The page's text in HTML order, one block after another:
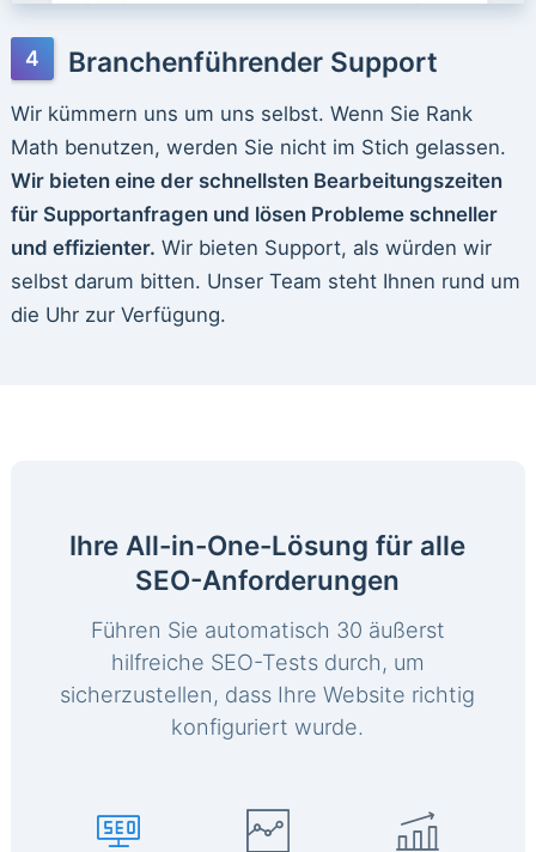
Branchenführender Support
Wir kümmern uns um uns selbst. Wenn Sie Rank
Math benutzen, werden Sie nicht im Stich gelassen.
Wir bieten eine der schnellsten Bearbeitungszeiten
für Supportanfragen und lösen Probleme schneller
und effizienter. Wir bieten Support, als würden wir
selbst darum bitten. Unser Team steht Ihnen rund um
die Uhr zur Verfügung.
Ihre All-in-One-Lösung für alle
SEO-Anforderungen
Führen Sie automatisch 30 äußerst
hilfreiche SEO-Tests durch, um
sicherzustellen, dass Ihre Website richtig
konfiguriert wurde.